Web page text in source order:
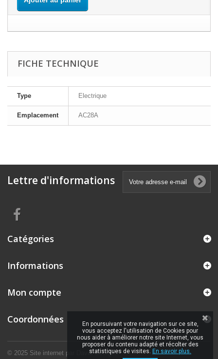
FICHE TECHNIQUE
Type Electrique
Emplacement AC28A
Lettre d'informations
Catégories
Informations
© 2025 Site internet par David Georges
Mon compte
Coordonnées
En poursuivant votre navigation sur ce site,
vous acceptez l'utilisation de Cookies pour
nous aider à améliorer notre site Internet, vous
proposer du contenu adapté et récolter des
statistiques de visites. En savoir plus.